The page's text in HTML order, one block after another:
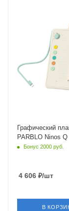
Графический
PARBLO Ninos
Бонус 2000 руб.
4 606 ₽/шт
В